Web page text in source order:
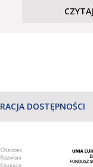
DOSTĘPNOŚCI